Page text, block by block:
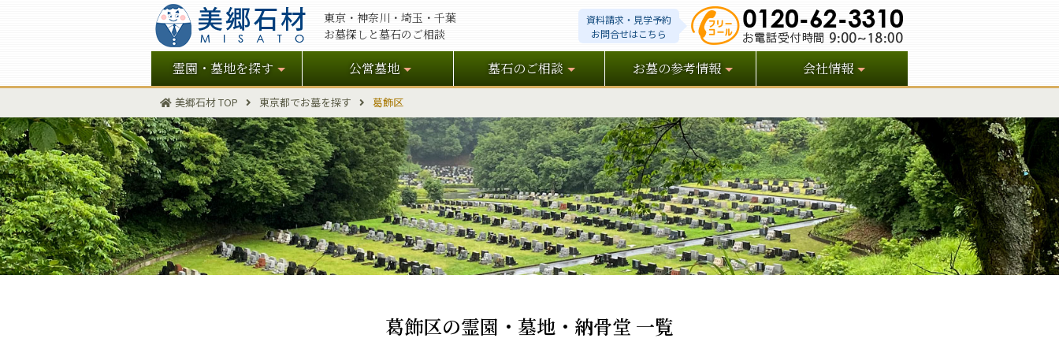
東京・神奈川・埼玉・千葉
お墓探しと墓石のご相談
資料請求・見学予約
お問合せはこちら
霊園・墓地を探す 公営墓地 墓石のご相談 お墓の参考情報 会社情報
美郷石材 TOP 東京都でお墓を探す 葛飾区
葛飾区の霊園・墓地・納骨堂 一覧